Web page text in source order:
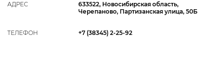
АДРЕС
633522, Новосибирская область,
Черепаново, Партизанская улица, 50Б
ТЕЛЕФОН +7 (38345) 2-25-92